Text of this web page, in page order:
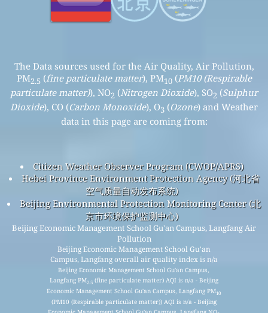
The Data sources used for the Air Quality, Air Pollution,
PM2.5 (fine particulate matter), PM10(PM10 (Respirable
particulate matter)), NO2 (Nitrogen Dioxide), SO2 (Sulphur
Dioxide), CO (Carbon Monoxide), O3 (Ozone) and Weather
data in this page are coming from:
Citizen Weather Observer Program (CWOP/APRS)
Hebei Province Environment Protection Agency (河北省
空气质量自动发布系统)
Beijing Environmental Protection Monitoring Center (北
京市环境保护监测中心)
Beijing Economic Management School Gu'an Campus, Langfang Air
Pollution
Beijing Economic Management School Gu'an
Campus, Langfang overall air quality index is n/a
Beijing Economic Management School Gu'an Campus,
Langfang PM2.5(fine particulate matter) AQI is n/a - Beijing
Economic Management School Gu'an Campus, Langfang PM10
(PM10 (Respirable particulate matter)) AQI is n/a - Beijing